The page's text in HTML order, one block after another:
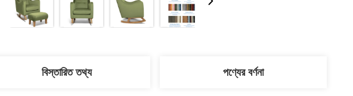
বিস্তারিত তথ্য পণ্যের বর্ণনা